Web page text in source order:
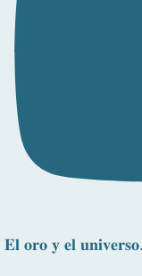
𝐄𝐥 𝐨𝐫𝐨 𝐲 𝐞𝐥